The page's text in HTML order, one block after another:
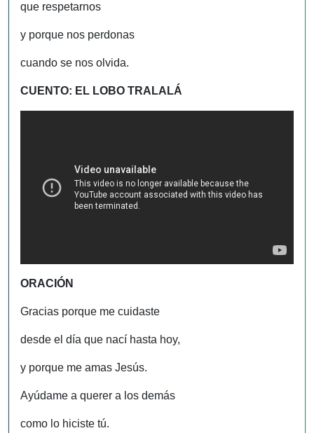
que respetarnos
y porque nos perdonas
cuando se nos olvida.
CUENTO: EL LOBO TRALALÁ
ORACIÓN
Gracias porque me cuidaste
desde el día que nací hasta hoy,
y porque me amas Jesús.
Ayúdame a querer a los demás
como lo hiciste tú.